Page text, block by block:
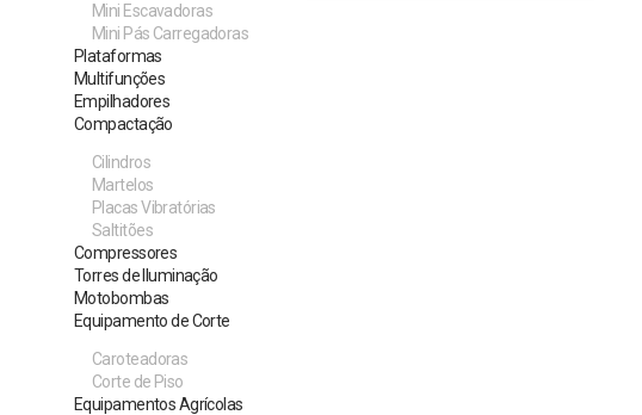
Mini Escavadoras
Mini Pás Carregadoras
Plataformas
Multifunções
Empilhadores
Compactação
Cilindros
Martelos
Placas Vibratórias
Saltitões
Compressores
Torres de Iluminação
Motobombas
Equipamento de Corte
Caroteadoras
Corte de Piso
Equipamentos Agrícolas